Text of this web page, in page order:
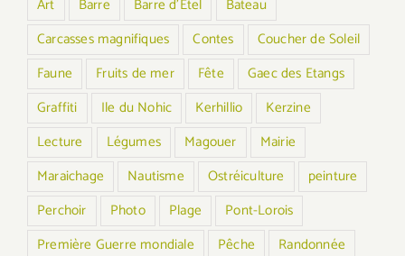
Art Barre Barre d'Etel
Bateau
Carcasses magnifiques
Contes
Coucher de Soleil
Faune
Fruits de mer Fête
Gaec des Etangs
Graffiti
Ile du Nohic Kerhillio
Kerzine
Lecture
Légumes Magouer
Mairie
Maraichage
Nautisme Ostréiculture
peinture
Perchoir
Photo Plage
Pont-Lorois
Première Guerre mondiale
Pêche Randonnée